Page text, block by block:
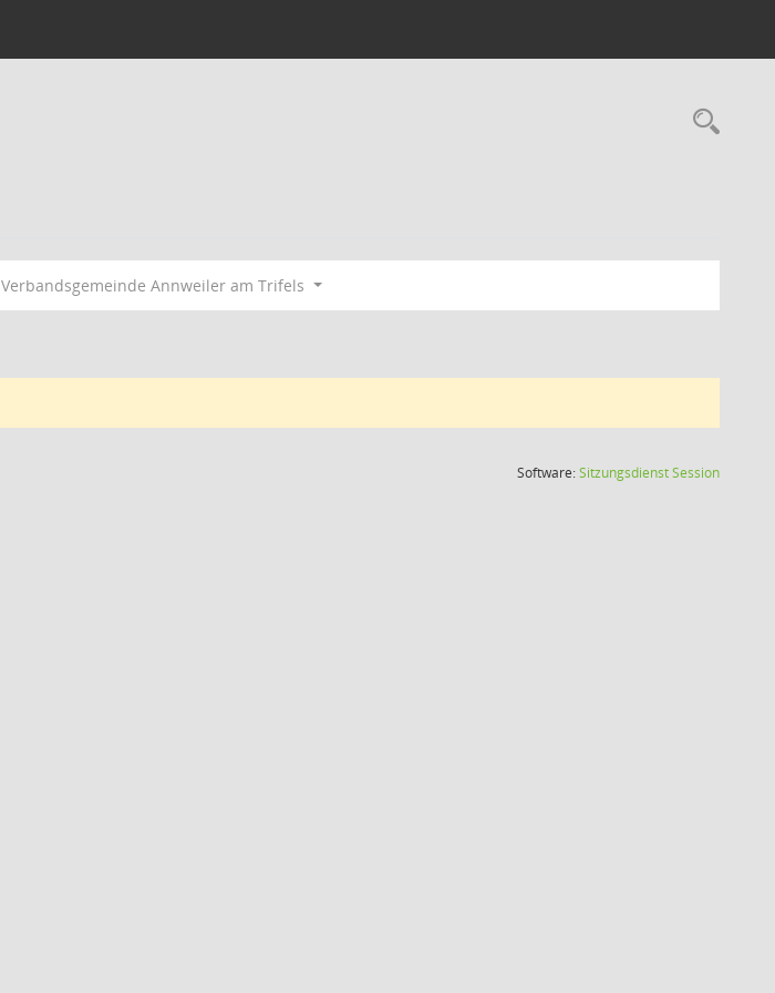
Verbandsgemeinde Annweiler am Trifels
Software:SitzungsdienstSession(Wird in